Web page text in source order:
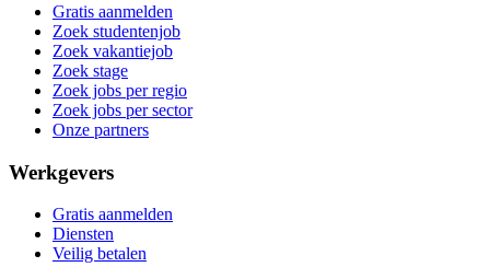
Gratis aanmelden
Zoek studentenjob
Zoek vakantiejob
Zoek stage
Zoek jobs per regio
Zoek jobs per sector
Onze partners
Werkgevers
Gratis aanmelden
Diensten
Veilig betalen